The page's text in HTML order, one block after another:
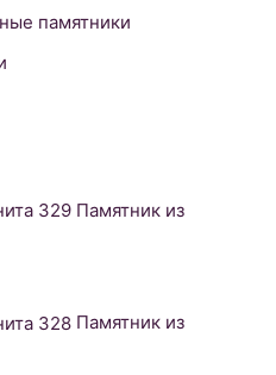
памятники
Памятник из
Памятник из